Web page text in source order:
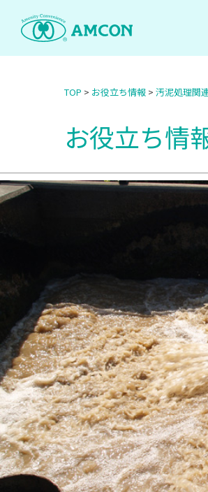
TOP > お役立ち情報 > 汚泥処理関
お役立ち情